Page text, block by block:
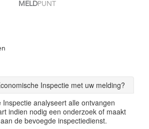
MELDPUNT
Inspectie met uw melding?
Inspectie analyseert alle ontvangen
indien nodig een onderzoek of maakt
de bevoegde inspectiedienst.